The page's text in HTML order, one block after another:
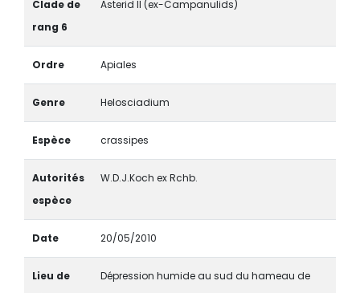
Clade de
rang 6
Asterid II (ex-Campanulids)
Ordre Apiales
Genre Helosciadium
Espèce crassipes
Autorités
espèce
W.D.J.Koch ex Rchb.
Date 20/05/2010
Lieu de
Dépression humide au sud du hameau de